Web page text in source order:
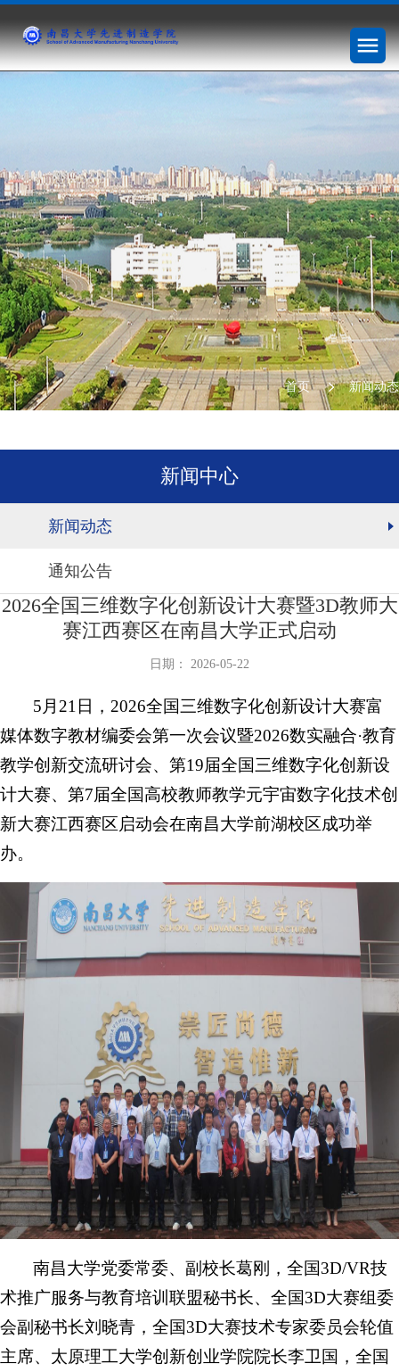
首页 新闻动态
新闻中心
新闻动态
通知公告
2026全国三维数字化创新设计大赛暨3D教师大
赛江西赛区在南昌大学正式启动
日期： 2026-05-22
5月21日，2026全国三维数字化创新设计大赛富
媒体数字教材编委会第一次会议暨2026数实融合·教育
教学创新交流研讨会、第19届全国三维数字化创新设
计大赛、第7届全国高校教师教学元宇宙数字化技术创
新大赛江西赛区启动会在南昌大学前湖校区成功举
办。
南昌大学党委常委、副校长葛刚，全国3D/VR技
术推广服务与教育培训联盟秘书长、全国3D大赛组委
会副秘书长刘晓青，全国3D大赛技术专家委员会轮值
主席、太原理工大学创新创业学院院长李卫国，全国